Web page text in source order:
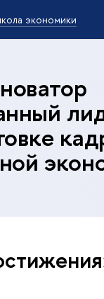
экономики